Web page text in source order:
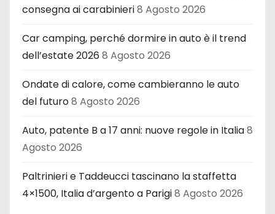
consegna ai carabinieri8 Agosto 2026
Car camping, perché dormire in auto è il trend
dell’estate 2026 8 Agosto 2026
Ondate di calore, come cambieranno le auto
del futuro8 Agosto 2026
Auto, patente B a 17 anni: nuove regole in Italia8
Agosto 2026
Paltrinieri e Taddeucci tascinano la staffetta
4×1500, Italia d’argento a Parigi8 Agosto 2026